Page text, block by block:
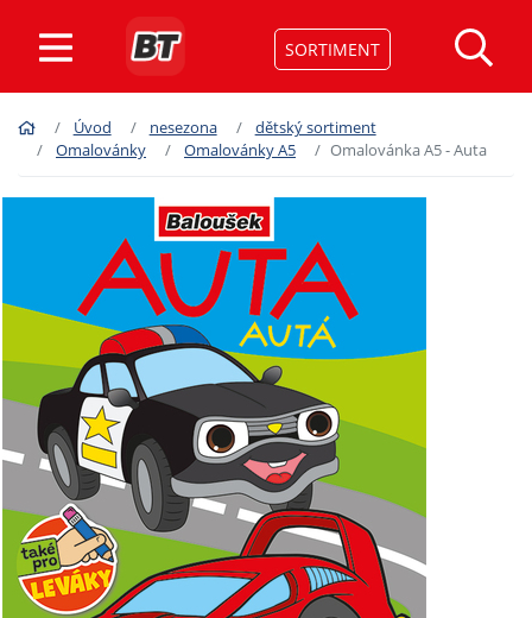
SORTIMENT
Úvod nesezona
dětský sortiment
Omalovánky
Omalovánky A5 Omalovánka A5 - Auta